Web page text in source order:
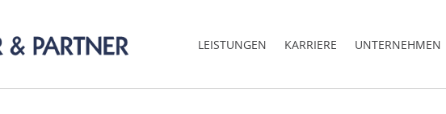
LEISTUNGEN KARRIERE UNTERNEHMEN